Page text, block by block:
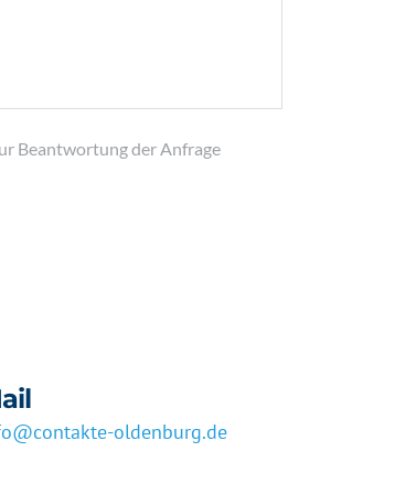
Beantwortung der Anfrage
oldenburg.de